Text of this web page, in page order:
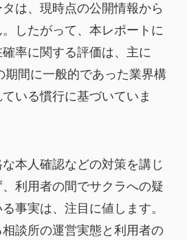
は、現時点の公開情報から
したがって、本レポートに
率に関する評価は、主に
期間に一般的であった業界構
いる慣行に基づいていま
本人確認などの対策を講じ
利用者の間でサクラへの疑
事実は、注目に値します。
談所の運営実態と利用者の